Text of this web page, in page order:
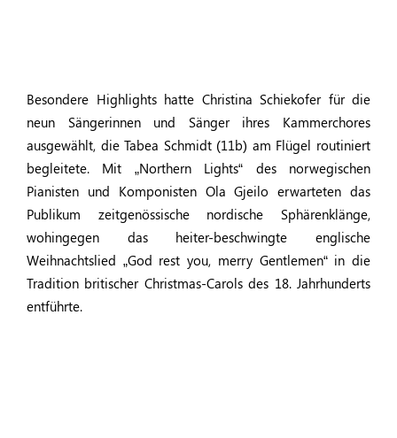
Besondere Highlights hatte Christina Schiekofer für die
neun Sängerinnen und Sänger ihres Kammerchores
ausgewählt, die Tabea Schmidt (11b) am Flügel routiniert
begleitete. Mit „Northern Lights“ des norwegischen
Pianisten und Komponisten Ola Gjeilo erwarteten das
Publikum zeitgenössische nordische Sphärenklänge,
wohingegen das heiter-beschwingte englische
Weihnachtslied „God rest you, merry Gentlemen“ in die
Tradition britischer Christmas-Carols des 18. Jahrhunderts
entführte.